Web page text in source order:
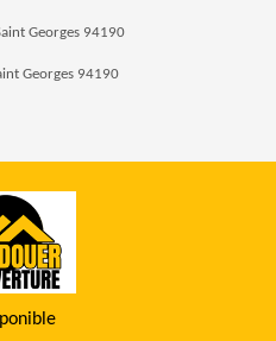
Georges 94190
Georges 94190